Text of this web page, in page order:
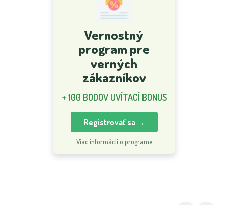
Vernostný
program pre
verných
zákazníkov
+ 100 BODOV UVÍTACÍ BONUS
Registrovať sa →
Viac informácií o programe